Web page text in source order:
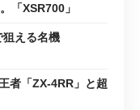
「XSR700」
狙える名機
者「ZX-4RR」と超